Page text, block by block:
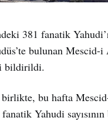
381 fanatik
bulunan Mescid-i
bildirildi.
bu hafta
Yahudi